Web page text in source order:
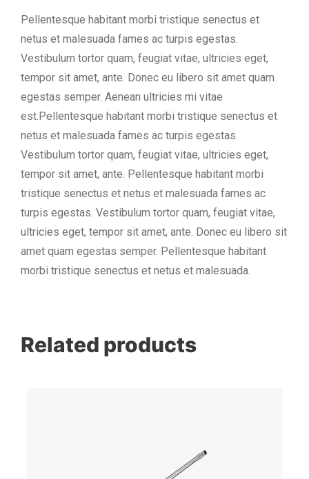
Pellentesque habitant morbi tristique senectus et
netus et malesuada fames ac turpis egestas.
Vestibulum tortor quam, feugiat vitae, ultricies eget,
tempor sit amet, ante. Donec eu libero sit amet quam
egestas semper. Aenean ultricies mi vitae
est.Pellentesque habitant morbi tristique senectus et
netus et malesuada fames ac turpis egestas.
Vestibulum tortor quam, feugiat vitae, ultricies eget,
tempor sit amet, ante. Pellentesque habitant morbi
tristique senectus et netus et malesuada fames ac
turpis egestas. Vestibulum tortor quam, feugiat vitae,
ultricies eget, tempor sit amet, ante. Donec eu libero sit
amet quam egestas semper. Pellentesque habitant
morbi tristique senectus et netus et malesuada.
Related products